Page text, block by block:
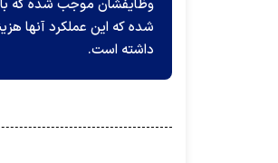
وظایفشان موجب شده که بار
شده که این عملکرد آنها
داشته است.